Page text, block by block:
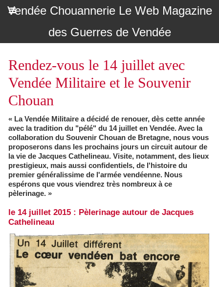
Vendée Chouannerie Le Web Magazine
des Guerres de Vendée
Rendez-vous le 14 juillet avec
Vendée Militaire et le Souvenir
Chouan
« La Vendée Militaire a décidé de renouer, dès cette année
avec la tradition du "pélé" du 14 juillet en Vendée. Avec la
collaboration du Souvenir Chouan de Bretagne, nous vous
proposerons dans les prochains jours un circuit autour de
la vie de Jacques Cathelineau. Visite, notamment, des lieux
prestigieux, mais aussi confidentiels, de l'histoire du
premier généralissime de l'armée vendéenne. Nous
espérons que vous viendrez très nombreux à ce
pèlerinage. »
le 14 juillet 2015 : Pèlerinage autour de Jacques
Cathelineau